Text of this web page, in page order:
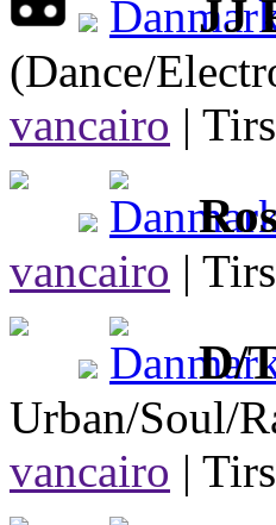
JJ
(Dance/
vancairo |
vancairo |
D/
Urban/Soul/
vancairo |